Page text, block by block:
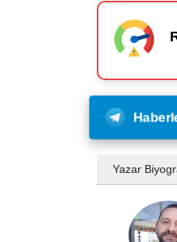
Yazar